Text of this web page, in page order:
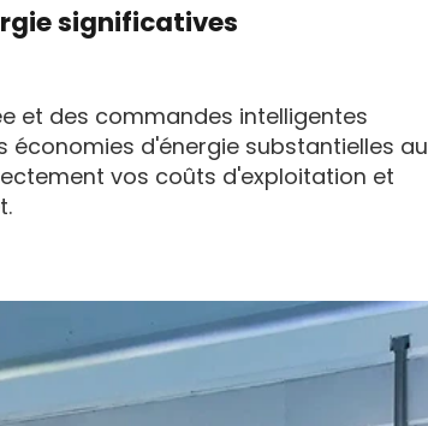
significatives
et des commandes intelligentes
économies d'énergie substantielles au
vos coûts d'exploitation et